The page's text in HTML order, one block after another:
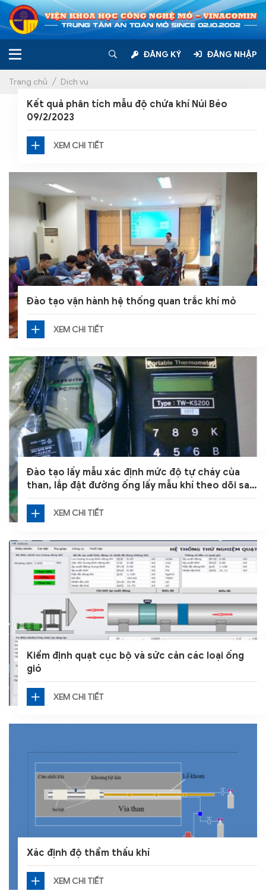
Trang chủ
Tin tức – Sự kiện
Dịch vụ
Chăm sóc khách hàng
Liên hệ
ĐĂNG KÝ ĐĂNG NHẬP
Trang chủ Dịch vụ
Kết quả phân tích mẫu độ chứa khí Núi Béo
09/2/2023
XEM CHI TIẾT
Đào tạo vận hành hệ thống quan trắc khí mỏ
XEM CHI TIẾT
Đào tạo lấy mẫu xác định mức độ tự cháy của
than, lắp đặt đường ống lấy mẫu khí theo dõi sau
luồng phá hỏa, kiểm soát nhiệt độ
XEM CHI TIẾT
Kiểm định quạt cục bộ và sức cản các loại ống
gió
XEM CHI TIẾT
Xác định độ thẩm thấu khí
XEM CHI TIẾT